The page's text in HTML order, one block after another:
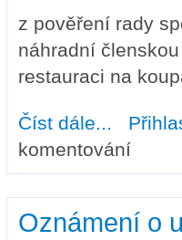
z pověření rady
náhradní
restauraci na
Číst dále... about
komentování
Oznámení o